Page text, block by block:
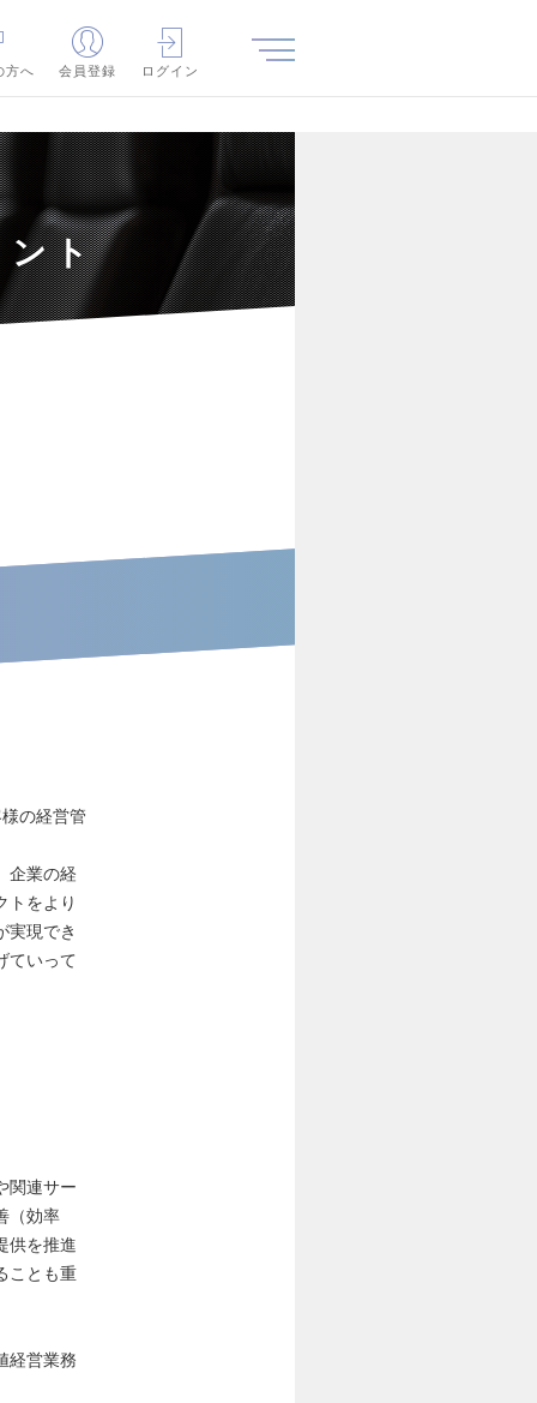
方へ 会員登録 ログイン
ント
の経営管
企業の経
トをより
実現でき
ていって
関連サー
（効率
供を推進
ことも重
経営業務